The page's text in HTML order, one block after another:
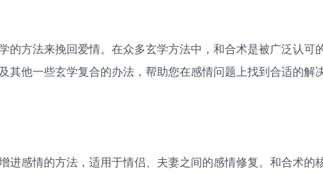
的方法来挽回爱情。在众多玄学方法中，和合术是被广泛认可
其他一些玄学复合的办法，帮助您在感情问题上找到合适的解
进感情的方法，适用于情侣、夫妻之间的感情修复。和合术的